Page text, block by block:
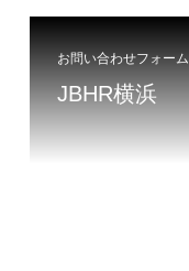
お問い合わせフォーム
JBHR横浜